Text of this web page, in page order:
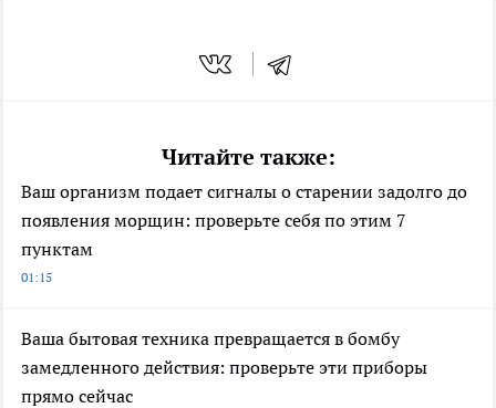
Читайте также:
Ваш организм подает сигналы о старении задолго до
появления морщин: проверьте себя по этим 7
пунктам
01:15
Ваша бытовая техника превращается в бомбу
замедленного действия: проверьте эти приборы
прямо сейчас